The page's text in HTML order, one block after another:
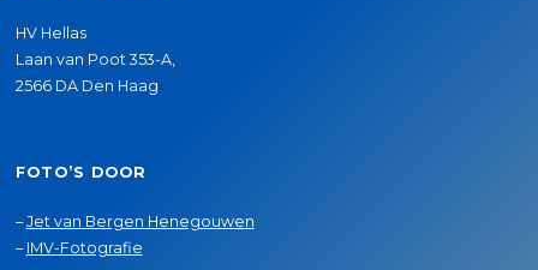
HV Hellas
Laan van Poot 353-A,
2566 DA Den Haag
FOTO’S DOOR
–Jet van Bergen Henegouwen
– IMV-Fotografie